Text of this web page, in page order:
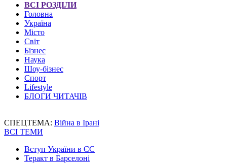
ВСІ РОЗДІЛИ
Головна
Україна
Місто
Світ
Бізнес
Наука
Шоу-бізнес
Спорт
Lifestyle
БЛОГИ ЧИТАЧІВ
СПЕЦТЕМА: Війна в Ірані
ВСІ ТЕМИ
Вступ України в ЄС
Теракт в Барселоні